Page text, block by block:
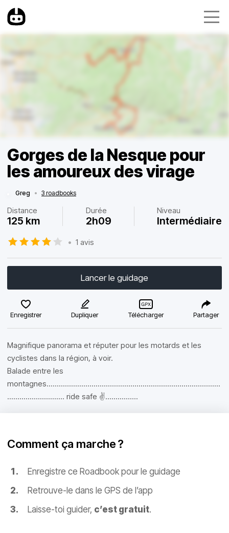
Gorges de la Nesque pour
les amoureux des virage
Greg • 3 roadbooks
Distance
125 km
Durée
2h09
Niveau
Intermédiaire
• 1 avis
Lancer le guidage
Enregistrer Dupliquer Télécharger Partager
Magnifique panorama et réputer pour les motards et les
cyclistes dans la région, à voir.
Balade entre les
montagnes.....................................................................................
............................ ride safe ✌️................
Comment ça marche ?
Enregistre ce Roadbook pour le guidage
Retrouve-le dans le GPS de l’app
Laisse-toi guider, c’est gratuit.